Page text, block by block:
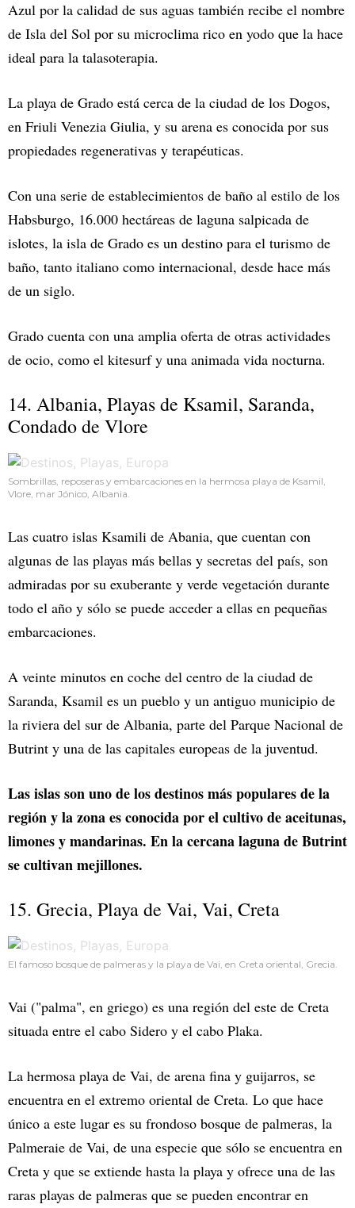
Azul por la calidad de sus aguas también recibe el nombre
de Isla del Sol por su microclima rico en yodo que la hace
ideal para la talasoterapia.
La playa de Grado está cerca de la ciudad de los Dogos,
en Friuli Venezia Giulia, y su arena es conocida por sus
propiedades regenerativas y terapéuticas.
Con una serie de establecimientos de baño al estilo de los
Habsburgo, 16.000 hectáreas de laguna salpicada de
islotes, la isla de Grado es un destino para el turismo de
baño, tanto italiano como internacional, desde hace más
de un siglo.
Grado cuenta con una amplia oferta de otras actividades
de ocio, como el kitesurf y una animada vida nocturna.
14. Albania, Playas de Ksamil, Saranda,
Condado de Vlore
Sombrillas, reposeras y embarcaciones en la hermosa playa de Ksamil,
Vlore, mar Jónico, Albania.
Las cuatro islas Ksamili de Abania, que cuentan con
algunas de las playas más bellas y secretas del país, son
admiradas por su exuberante y verde vegetación durante
todo el año y sólo se puede acceder a ellas en pequeñas
embarcaciones.
A veinte minutos en coche del centro de la ciudad de
Saranda, Ksamil es un pueblo y un antiguo municipio de
la riviera del sur de Albania, parte del Parque Nacional de
Butrint y una de las capitales europeas de la juventud.
Las islas son uno de los destinos más populares de la
región y la zona es conocida por el cultivo de aceitunas,
limones y mandarinas. En la cercana laguna de Butrint
se cultivan mejillones.
15. Grecia, Playa de Vai, Vai, Creta
El famoso bosque de palmeras y la playa de Vai, en Creta oriental, Grecia.
Vai ("palma", en griego) es una región del este de Creta
situada entre el cabo Sidero y el cabo Plaka.
La hermosa playa de Vai, de arena fina y guijarros, se
encuentra en el extremo oriental de Creta. Lo que hace
único a este lugar es su frondoso bosque de palmeras, la
Palmeraie de Vai, de una especie que sólo se encuentra en
Creta y que se extiende hasta la playa y ofrece una de las
raras playas de palmeras que se pueden encontrar en